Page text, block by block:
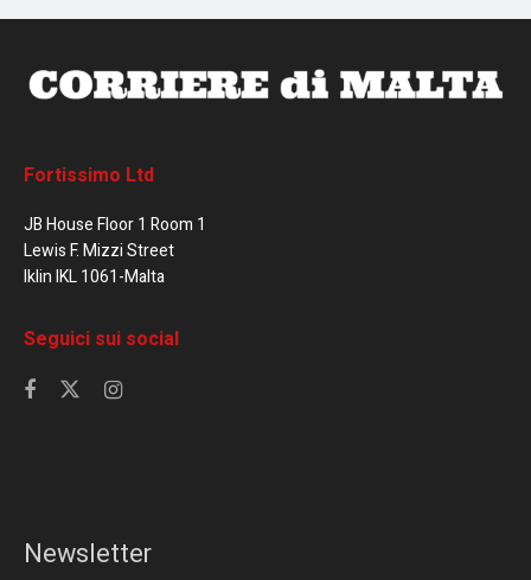
Fortissimo Ltd
JB House Floor 1 Room 1
Lewis F. Mizzi Street
Iklin IKL 1061-Malta
Seguici sui social
Newsletter